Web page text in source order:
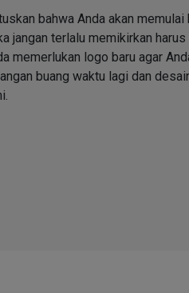
bahwa Anda akan
jangan terlalu memikirkan harus
memerlukan logo baru agar
buang waktu lagi dan